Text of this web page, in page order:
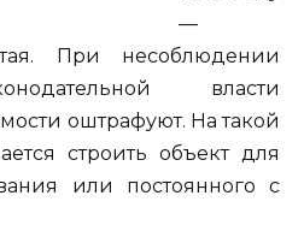
—
При несоблюдении
власти
оштрафуют. На такой
строить объект для
или постоянного с